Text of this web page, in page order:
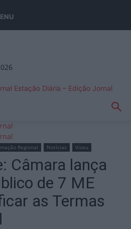
Estação Diária – Edição Jornal
Regional Notícias Viseu
Câmara lança
de 7 ME
as Termas